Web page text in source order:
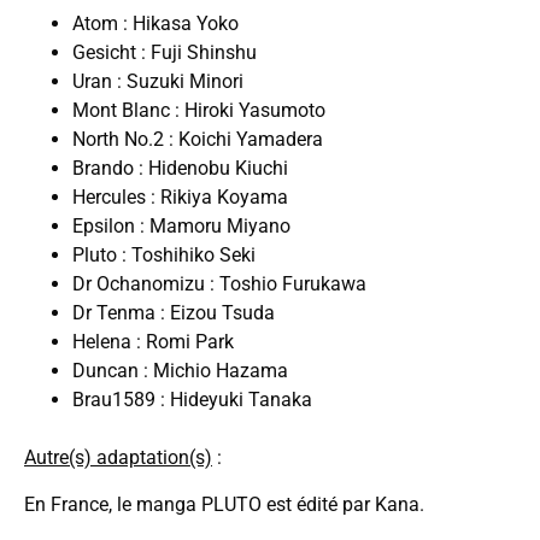
Atom : Hikasa Yoko
Gesicht : Fuji Shinshu
Uran : Suzuki Minori
Mont Blanc : Hiroki Yasumoto
North No.2 : Koichi Yamadera
Brando : Hidenobu Kiuchi
Hercules : Rikiya Koyama
Epsilon : Mamoru Miyano
Pluto : Toshihiko Seki
Dr Ochanomizu : Toshio Furukawa
Dr Tenma : Eizou Tsuda
Helena : Romi Park
Duncan : Michio Hazama
Brau1589 : Hideyuki Tanaka
Autre(s) adaptation(s) :
En France, le manga PLUTO est édité par Kana.